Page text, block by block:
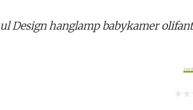
Design hanglamp babykamer